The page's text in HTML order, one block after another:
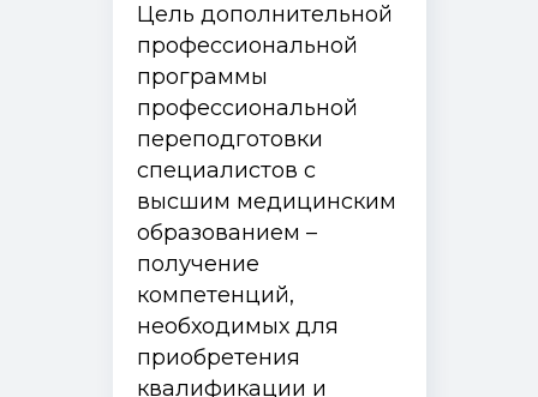
Цель дополнительной
профессиональной
программы
профессиональной
переподготовки
специалистов с
высшим медицинским
образованием –
получение
компетенций,
необходимых для
приобретения
квалификации и